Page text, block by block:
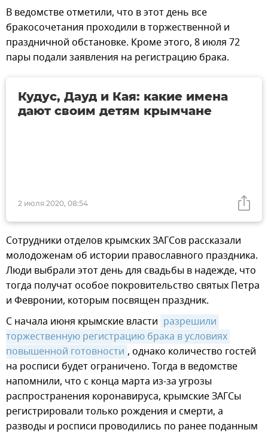
В ведомстве отметили, что в этот день все
бракосочетания проходили в торжественной и
праздничной обстановке. Кроме этого, 8 июля 72
пары подали заявления на регистрацию брака.
2 июля 2020, 08:54
Кудус, Дауд и Кая: какие имена
дают своим детям крымчане
Сотрудники отделов крымских ЗАГСов рассказали
молодоженам об истории православного праздника.
Люди выбрали этот день для свадьбы в надежде, что
тогда получат особое покровительство святых Петра
и Февронии, которым посвящен праздник.
С начала июня крымские власти разрешили
торжественную регистрацию брака в условиях
повышенной готовности , однако количество гостей
на росписи будет ограничено. Тогда в ведомстве
напомнили, что с конца марта из-за угрозы
распространения коронавируса, крымские ЗАГСы
регистрировали только рождения и смерти, а
разводы и росписи проводились по ранее поданным